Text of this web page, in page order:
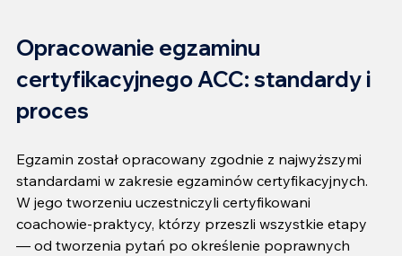
Opracowanie egzaminu
certyfikacyjnego ACC: standardy i
proces
Egzamin został opracowany zgodnie z najwyższymi
standardami w zakresie egzaminów certyfikacyjnych.
W jego tworzeniu uczestniczyli certyfikowani
coachowie-praktycy, którzy przeszli wszystkie etapy
— od tworzenia pytań po określenie poprawnych